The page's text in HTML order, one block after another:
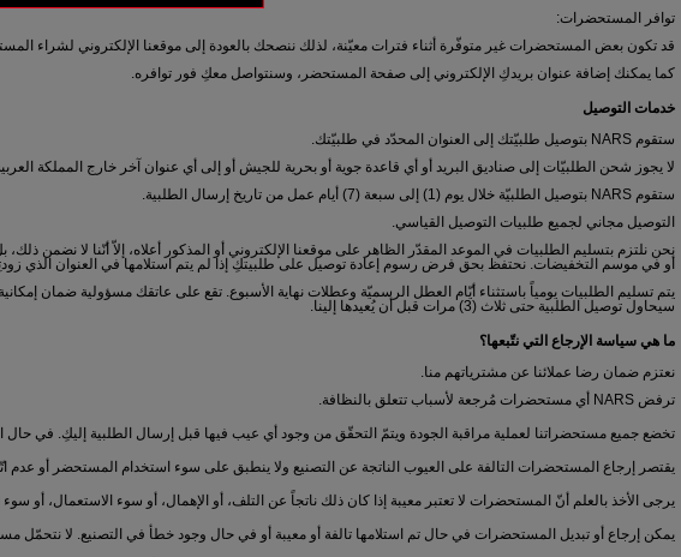
توافر المستحضرات:
قد تكون بعض المستحضرات غير متوفّرة أثناء فترات معيّنة، لذلك ننصحك بالعودة إلى موقعنا الإلكتروني لشراء
كما يمكنك إضافة عنوان بريدكِ الإلكتروني إلى صفحة المستحضر، وسنتواصل معكِ فور توافره.
خدمات التوصيل
ستقوم NARS بتوصيل طلبيّتك إلى العنوان المحدّد في طلبيّتك.
لا يجوز شحن الطلبيّات إلى صناديق البريد أو أي قاعدة جوية أو بحرية للجيش أو إلى أي عنوان آخر خارج المملكة
ستقوم NARS بتوصيل الطلبيّة خلال يوم (1) إلى سبعة (7) أيام عمل من تاريخ إرسال الطلبية.
التوصيل مجاني لجميع طلبيات التوصيل القياسي.
نحن نلتزم بتسليم الطلبيات في الموعد المقدّر الظاهر على موقعنا الإلكتروني أو المذكور أعلاه، إلاّ أنّنا لا نضمن
أو في موسم التخفيضات. نحتفظ بحق فرض رسوم إعادة توصيل على طلبيتكِ إذا لم يتم استلامها في العنوان الذي
يتم تسليم الطلبيات يومياً باستثناء أيّام العطل الرسميّة وعطلات نهاية الأسبوع. تقع على عاتقك مسؤولية ضمان
سيحاول توصيل الطلبية حتى ثلاث (3) مرات قبل أن يُعيدها إلينا.
ما هي سياسة الإرجاع التي نتّبعها؟
نعتزم ضمان رضا عملائنا عن مشترياتهم منا.
ترفض NARS أي مستحضرات مُرجعة لأسباب تتعلق بالنظافة.
تخضع جميع مستحضراتنا لعملية مراقبة الجودة ويتمّ التحقّق من وجود أي عيب فيها قبل إرسال الطلبية إليكِ. في حال
يقتصر إرجاع المستحضرات التالفة على العيوب الناتجة عن التصنيع ولا ينطبق على سوء استخدام المستحضر أو عدم
يرجى الأخذ بالعلم أنّ المستحضرات لا تعتبر معيبة إذا كان ذلك ناتجاً عن التلف، أو الإهمال، أو سوء الاستعمال، أو
يمكن إرجاع أو تبديل المستحضرات في حال تم استلامها تالفة أو معيبة أو في حال وجود خطأ في التصنيع. لا نتحمّل